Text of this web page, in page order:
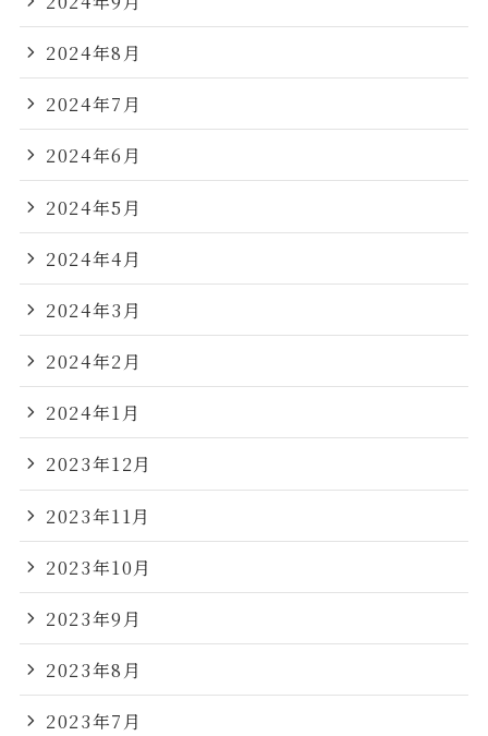
2024年8月
2024年7月
2024年6月
2024年5月
2024年4月
2024年3月
2024年2月
2024年1月
2023年12月
2023年11月
2023年10月
2023年9月
2023年8月
2023年7月